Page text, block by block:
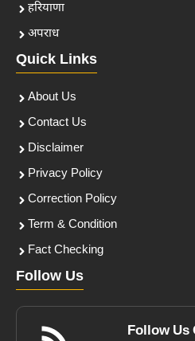
हरियाणा
अपराध
Quick Links
About Us
Contact Us
Disclaimer
Privacy Policy
Correction Policy
Term & Condition
Fact Checking
Follow Us
Follow Us